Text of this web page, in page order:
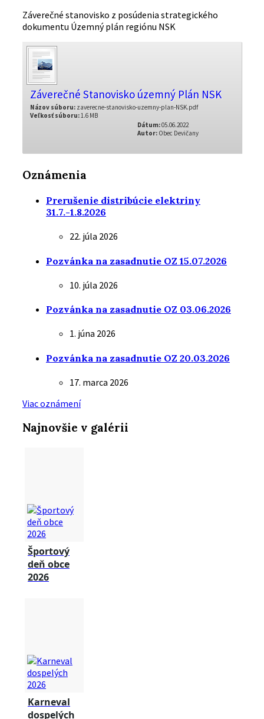
Záverečné stanovisko z posúdenia strategického
dokumentu Územný plán regiónu NSK
Záverečné Stanovisko územný Plán NSK
Názov súboru: zaverecne-stanovisko-uzemny-plan-NSK.pdf
Veľkosť súboru:1.6 MB
Dátum:05.06.2022
Autor: Obec Devičany
Oznámenia
Prerušenie distribúcie elektriny
31.7.-1.8.2026
22. júla 2026
Pozvánka na zasadnutie OZ 15.07.2026
10. júla 2026
Pozvánka na zasadnutie OZ 03.06.2026
1. júna 2026
Pozvánka na zasadnutie OZ 20.03.2026
17. marca 2026
Viac oznámení
Najnovšie v galérii
Športový
deň obce
2026
Karneval
dospelých